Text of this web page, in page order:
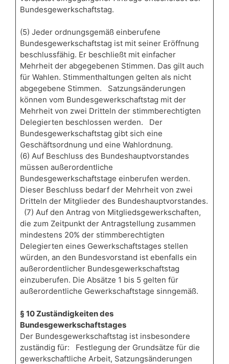
Bundesgewerkschaftstag.
(5) Jeder ordnungsgemäß einberufene
Bundesgewerkschaftstag ist mit seiner Eröffnung
beschlussfähig. Er beschließt mit einfacher
Mehrheit der abgegebenen Stimmen. Das gilt auch
für Wahlen. Stimmenthaltungen gelten als nicht
abgegebene Stimmen. Satzungsänderungen
können vom Bundesgewerkschaftstag mit der
Mehrheit von zwei Dritteln der stimmberechtigten
Delegierten beschlossen werden. Der
Bundesgewerkschaftstag gibt sich eine
Geschäftsordnung und eine Wahlordnung.
(6) Auf Beschluss des Bundeshauptvorstandes
müssen außerordentliche
Bundesgewerkschaftstage einberufen werden.
Dieser Beschluss bedarf der Mehrheit von zwei
Dritteln der Mitglieder des Bundeshauptvorstandes.
(7) Auf den Antrag von Mitgliedsgewerkschaften,
die zum Zeitpunkt der Antragstellung zusammen
mindestens 20% der stimmberechtigten
Delegierten eines Gewerkschaftstages stellen
würden, an den Bundesvorstand ist ebenfalls ein
außerordentlicher Bundesgewerkschaftstag
einzuberufen. Die Absätze 1 bis 5 gelten für
außerordentliche Gewerkschaftstage sinngemäß.
§ 10 Zuständigkeiten des
Bundesgewerkschaftstages
Der Bundesgewerkschaftstag ist insbesondere
zuständig für: Festlegung der Grundsätze für die
gewerkschaftliche Arbeit, Satzungsänderungen